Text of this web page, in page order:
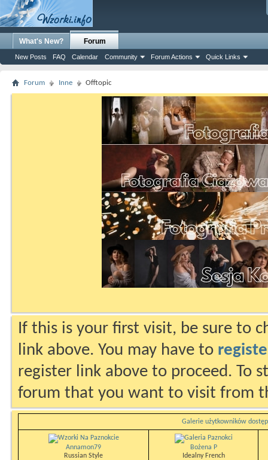
What's New? Forum
New Posts FAQ Calendar Community Forum Actions Quick Links
Forum Inne Offtopic
If this is your first visit, be sure to
link above. You may have to
register link above to proceed. To
forum that you want to visit from
Galerie użytkowników
Annamon79
Russian Style
Bożena P
Idealny French